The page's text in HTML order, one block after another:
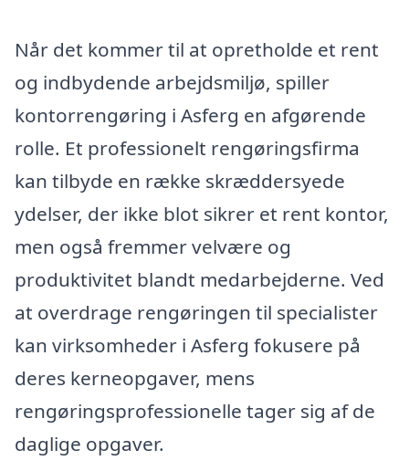
Når det kommer til at opretholde et rent
og indbydende arbejdsmiljø, spiller
kontorrengøring i Asferg en afgørende
rolle. Et professionelt rengøringsfirma
kan tilbyde en række skræddersyede
ydelser, der ikke blot sikrer et rent kontor,
men også fremmer velvære og
produktivitet blandt medarbejderne. Ved
at overdrage rengøringen til specialister
kan virksomheder i Asferg fokusere på
deres kerneopgaver, mens
rengøringsprofessionelle tager sig af de
daglige opgaver.